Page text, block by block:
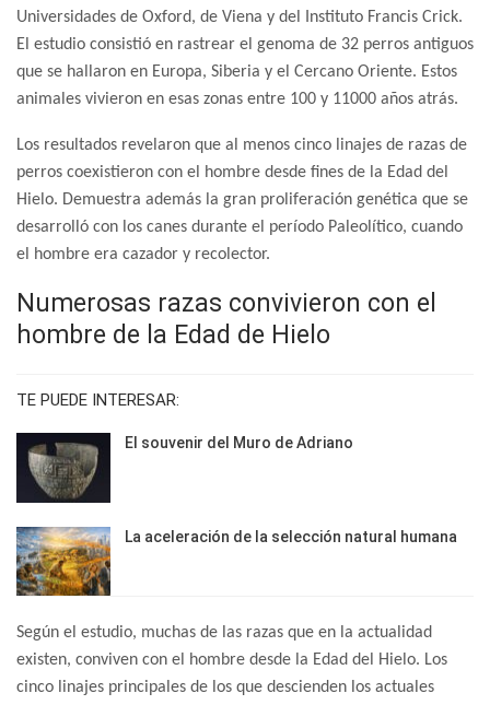
Universidades de Oxford, de Viena y del Instituto Francis Crick.
El estudio consistió en rastrear el genoma de 32 perros antiguos
que se hallaron en Europa, Siberia y el Cercano Oriente. Estos
animales vivieron en esas zonas entre 100 y 11000 años atrás.
Los resultados revelaron que al menos cinco linajes de razas de
perros coexistieron con el hombre desde fines de la Edad del
Hielo. Demuestra además la gran proliferación genética que se
desarrolló con los canes durante el período Paleolítico, cuando
el hombre era cazador y recolector.
Numerosas razas convivieron con el
hombre de la Edad de Hielo
TE PUEDE INTERESAR:
El souvenir del Muro de Adriano
La aceleración de la selección natural humana
Según el estudio, muchas de las razas que en la actualidad
existen, conviven con el hombre desde la Edad del Hielo. Los
cinco linajes principales de los que descienden los actuales